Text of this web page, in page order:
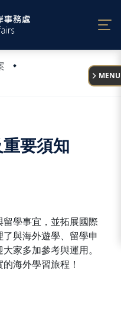
MENU
要須知
學事宜，並拓展國際
與海外遊學、留學申
家多加參考與運用。
海外學習旅程！